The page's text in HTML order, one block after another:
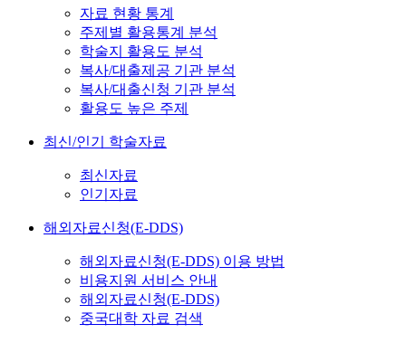
자료 현황 통계
주제별 활용통계 분석
학술지 활용도 분석
복사/대출제공 기관 분석
복사/대출신청 기관 분석
활용도 높은 주제
최신/인기 학술자료
최신자료
인기자료
해외자료신청(E-DDS)
해외자료신청(E-DDS) 이용 방법
비용지원 서비스 안내
해외자료신청(E-DDS)
중국대학 자료 검색